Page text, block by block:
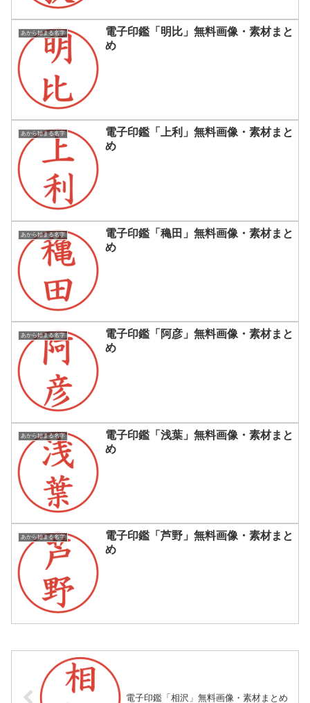
あから始まる名字
電子印鑑「明比」無料画像・素材まと
め
あから始まる名字
電子印鑑「上利」無料画像・素材まと
め
あから始まる名字
電子印鑑「穐田」無料画像・素材まと
め
あから始まる名字
電子印鑑「阿彦」無料画像・素材まと
め
あから始まる名字
電子印鑑「浅葉」無料画像・素材まと
め
あから始まる名字
電子印鑑「芦野」無料画像・素材まと
め
電子印鑑「相沢」無料画像・素材まとめ